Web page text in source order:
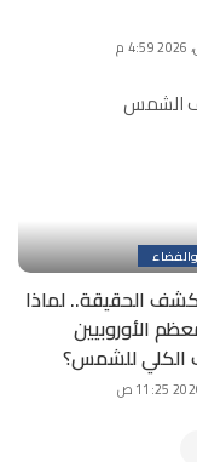
الحقيقة.. لماذا
الأوروبيين
للشمس؟